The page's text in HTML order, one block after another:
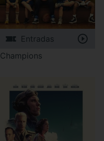
Entradas
Champions